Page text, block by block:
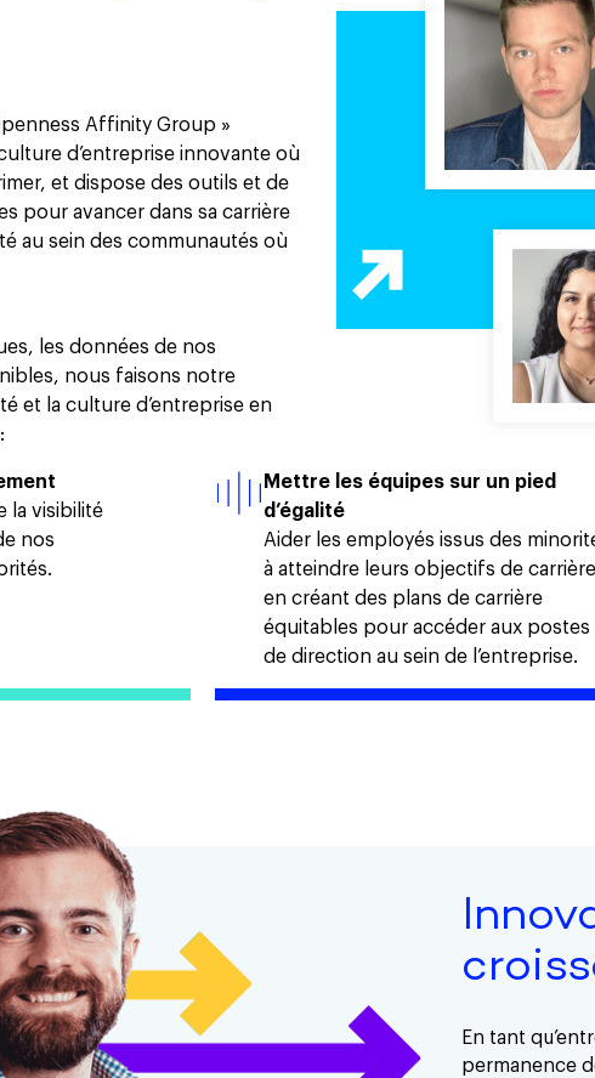
Affinity Group »
d’entreprise innovante où
et dispose des outils et de
pour avancer dans sa carrière
au sein des communautés où
les données de nos
nous faisons notre
et la culture d’entreprise en
la visibilité
nos
Mettre les équipes sur un pied
d’égalité
Aider les employés issus des
à atteindre leurs objectifs de carrière
en créant des plans de carrière
équitables pour accéder aux postes
de direction au sein de l’entreprise.
En tant
permanence